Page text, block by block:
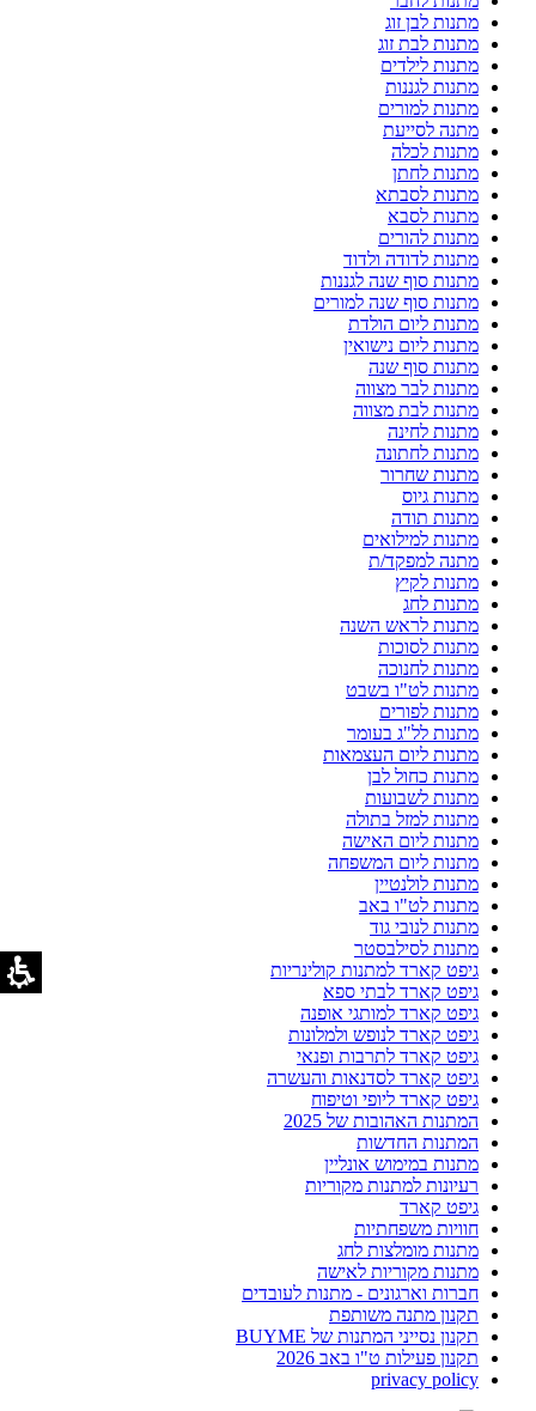
מתנות לבן זוג
מתנות לבת זוג
מתנות לילדים
מתנות לגננות
מתנות למורים
מתנה לסייעת
מתנות לכלה
מתנות לחתן
מתנות לסבתא
מתנות לסבא
מתנות להורים
מתנות לדודה ולדוד
מתנות סוף שנה לגננות
מתנות סוף שנה למורים
מתנות ליום הולדת
מתנות ליום נישואין
מתנות סוף שנה
מתנות לבר מצווה
מתנות לבת מצווה
מתנות לחינה
מתנות לחתונה
מתנות שחרור
מתנות גיוס
מתנות תודה
מתנות למילואים
מתנה למפקד/ת
מתנות לקיץ
מתנות לחג
מתנות לראש השנה
מתנות לסוכות
מתנות לחנוכה
מתנות לט"ו בשבט
מתנות לפורים
מתנות לל"ג בעומר
מתנות ליום העצמאות
מתנות כחול לבן
מתנות לשבועות
מתנות למזל בתולה
מתנות ליום האישה
מתנות ליום המשפחה
מתנות לולנטיין
מתנות לט"ו באב
מתנות לנובי גוד
מתנות לסילבסטר
גיפט קארד למתנות קולינריות
גיפט קארד לבתי ספא
גיפט קארד למותגי אופנה
גיפט קארד לנופש ולמלונות
גיפט קארד לתרבות ופנאי
גיפט קארד לסדנאות והעשרה
גיפט קארד ליופי וטיפוח
המתנות האהובות של 2025
המתנות החדשות
מתנות במימוש אונליין
רעיונות למתנות מקוריות
גיפט קארד
חוויות משפחתיות
מתנות מומלצות לחג
מתנות מקוריות לאישה
חברות וארגונים - מתנות לעובדים
תקנון מתנה משותפת
תקנון נסייני המתנות של BUYME
תקנון פעילות ט"ו באב 2026
privacy policy